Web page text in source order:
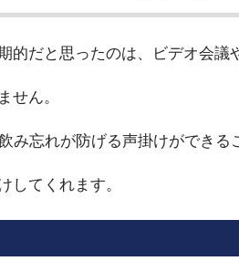
的だと思ったのは、ビデオ会議
せん。
み忘れが防げる声掛けができる
してくれます。